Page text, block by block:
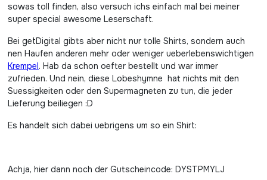
sowas toll finden, also versuch ichs einfach mal bei meiner
super special awesome Leserschaft.
Bei getDigital gibts aber nicht nur tolle Shirts, sondern auch
nen Haufen anderen mehr oder weniger ueberlebenswichtigen
Krempel. Hab da schon oefter bestellt und war immer
zufrieden. Und nein, diese Lobeshymne hat nichts mit den
Suessigkeiten oder den Supermagneten zu tun, die jeder
Lieferung beiliegen :D
Es handelt sich dabei uebrigens um so ein Shirt:
Achja, hier dann noch der Gutscheincode: DYSTPMYLJ